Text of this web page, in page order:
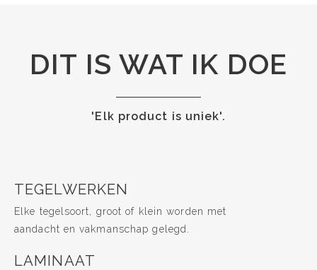
DIT IS WAT IK DOE
'Elk product is uniek'.
TEGELWERKEN
Elke tegelsoort, groot of klein worden met
aandacht en vakmanschap gelegd.
LAMINAAT